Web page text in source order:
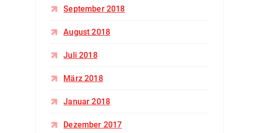
September 2018
August 2018
Juli 2018
März 2018
Januar 2018
Dezember 2017